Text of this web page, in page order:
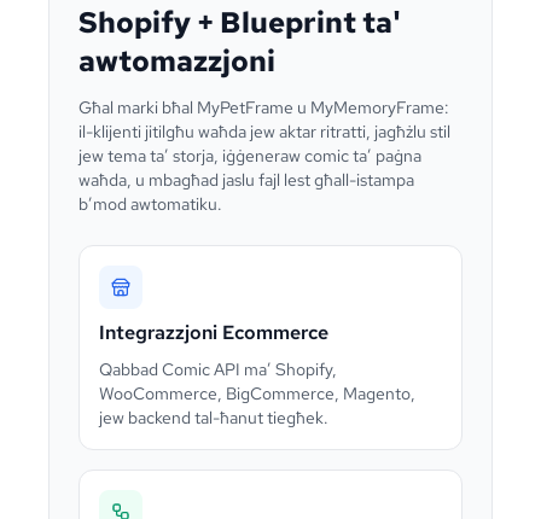
Shopify + Blueprint ta'
awtomazzjoni
Għal marki bħal MyPetFrame u MyMemoryFrame:
il-klijenti jitilgħu waħda jew aktar ritratti, jagħżlu stil
jew tema ta’ storja, iġġeneraw comic ta’ paġna
waħda, u mbagħad jaslu fajl lest għall-istampa
b’mod awtomatiku.
Integrazzjoni Ecommerce
Qabbad Comic API ma’ Shopify,
WooCommerce, BigCommerce, Magento,
jew backend tal-ħanut tiegħek.